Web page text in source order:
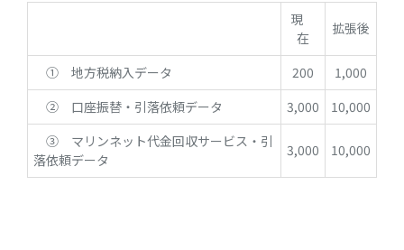
現
在
拡張後
① 地方税納入データ 200
1,000
② 口座振替・引落依頼データ
3,000
10,000
③ マリンネット代金回収サービス・引
落依頼データ
3,000 10,000